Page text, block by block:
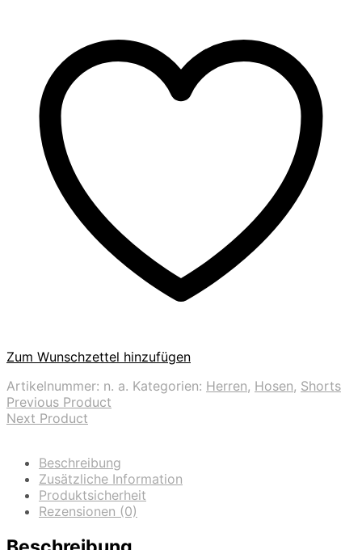
Zum Wunschzettel hinzufügen
Artikelnummer: n. a. Kategorien: Herren, Hosen, Shorts
Previous Product
Next Product
Beschreibung
Zusätzliche Information
Produktsicherheit
Rezensionen (0)